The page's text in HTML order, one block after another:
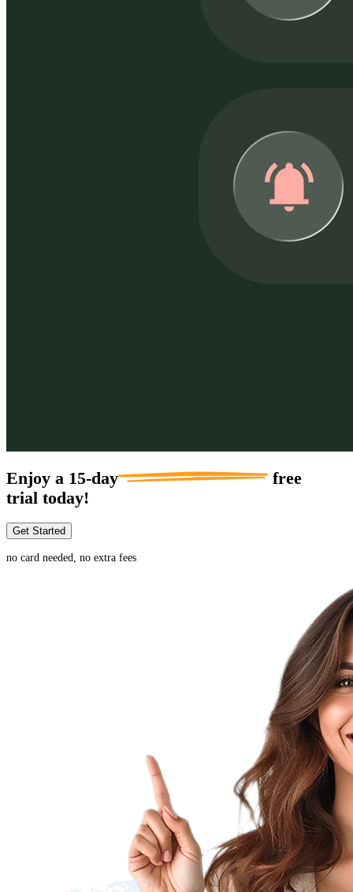
Enjoy a 15-day
free
trial today!
Get Started
no card needed, no extra fees